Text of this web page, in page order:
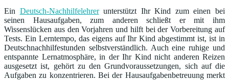
Ein Deutsch-Nachhilfelehrerunterstützt Ihr Kind zum einen bei
seinen Hausaufgaben, zum anderen schließt er mit ihm
Wissenslücken aus den Vorjahren und hilft bei der Vorbereitung auf
Tests. Ein Lerntempo, das eigens auf Ihr Kind abgestimmt ist, ist in
Deutschnachhilfestunden selbstverständlich. Auch eine ruhige und
entspannte Lernatmosphäre, in der Ihr Kind nicht anderen Reizen
ausgesetzt ist, gehört zu den Grundvoraussetzungen, sich auf die
Aufgaben zu konzentrieren. Bei der Hausaufgabenbetreuung merkt